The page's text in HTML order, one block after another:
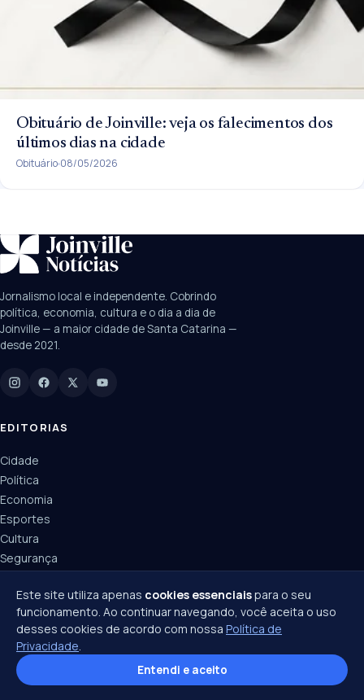
Obituário de Joinville: veja os falecimentos dos
últimos dias na cidade
Obituário 08/05/2026
SUGESTÕES: JEC
Câmara
UPA Sul
Manchetes, colunistas e editorias do JN
Jornalismo local e independente. Cobrindo
política, economia, cultura e o dia a dia de
Joinville — a maior cidade de Santa Catarina —
desde 2021.
EDITORIAS
Cidade
Política
Economia
Esportes
Cultura
Segurança
Obituários
INSTITUCIONAL
Anuncie
Fale com a redação
Este site utiliza apenas cookies essenciaispara o seu
funcionamento. Ao continuar navegando, você aceita o uso
desses cookies de acordo com nossa Política de
Privacidade.
Entendi e aceito